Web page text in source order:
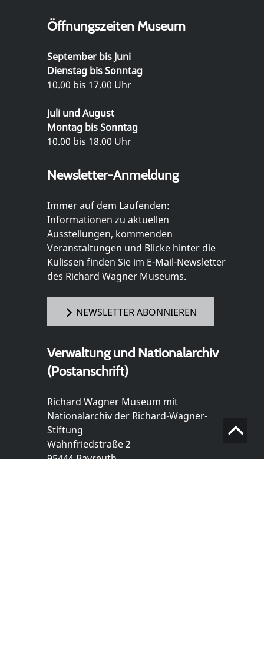
Öffnungszeiten Museum
September bis Juni
Dienstag bis Sonntag
10.00 bis 17.00 Uhr
Juli und August
Montag bis Sonntag
10.00 bis 18.00 Uhr
Newsletter-Anmeldung
Immer auf dem Laufenden:
Informationen zu aktuellen
Ausstellungen, kommenden
Veranstaltungen und Blicke hinter die
Kulissen finden Sie im E-Mail-Newsletter
des Richard Wagner Museums.
NEWSLETTER ABONNIEREN
Verwaltung und Nationalarchiv
(Postanschrift)
Richard Wagner Museum mit
Nationalarchiv der Richard-Wagner-
Stiftung
Wahnfriedstraße 2
95444 Bayreuth